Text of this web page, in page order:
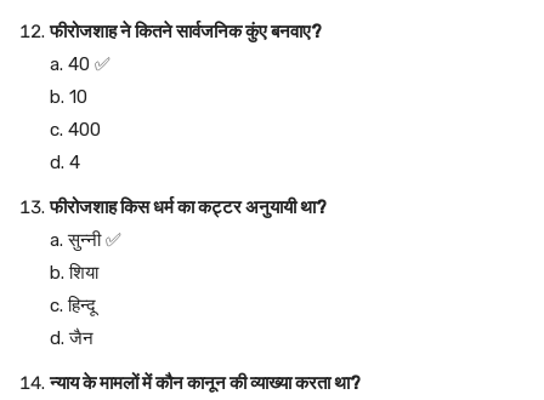
फीरोजशाह ने कितने सार्वजनिक कुंए बनवाए?
a. 40 ✅
b. 10
c. 400
d. 4
फीरोजशाह किस धर्म का कट्टर अनुयायी था?
a. सुन्नी ✅
b. शिया
c. हिन्दू
d. जैन
न्याय के मामलों में कौन कानून की व्याख्या करता था?